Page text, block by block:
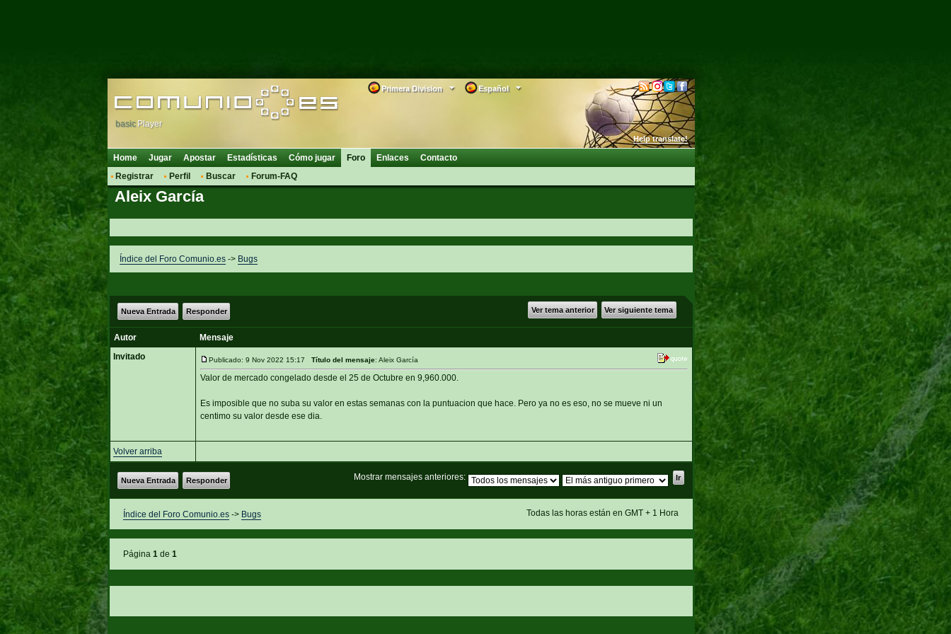
Español
Primera Division
Help translate!
basic Player
Home Jugar Apostar Estadísticas Cómo jugar
Foro
Registrar
Perfil Buscar Forum-FAQ
Enlaces Contacto
Aleix García
Índice del Foro Comunio.es-> Bugs
Ver tema anterior Ver siguiente tema
Nueva Entrada Responder
Autor
Mensaje
Invitado
Publicado: 9 Nov 2022 15:17 Título del mensaje: Aleix García
Valor de mercado congelado desde el 25 de Octubre en 9,960.000.
Es imposible que no suba su valor en estas semanas con la puntuacion que hace. Pero ya no es eso, no se mueve ni un
centimo su valor desde ese dia.
Volver arriba
Mostrar mensajes anteriores:
Nueva Entrada Responder
Todas las horas están en GMT + 1 Hora
Índice del Foro Comunio.es-> Bugs
Página 1de 1